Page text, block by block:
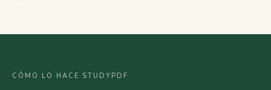
CÓMO LO HACE STUDYPDF